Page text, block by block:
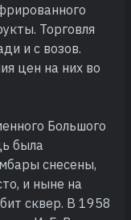
Торговля
и с возов.
цен на них во
Большого
была
снесены,
и ныне на
сквер. В 1958